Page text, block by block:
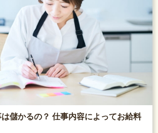
儲かるの？ 仕事内容によってお給料